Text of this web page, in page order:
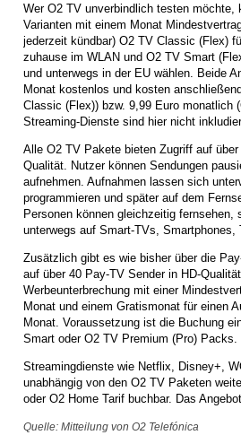
Wer O2 TV unverbindlich testen möchte,
Varianten mit einem Monat
jederzeit kündbar) O2 TV Classic (Flex)
zuhause im WLAN und O2 TV Smart
und unterwegs in der EU wählen. Beide
Monat kostenlos und kosten
Classic (Flex)) bzw. 9,99 Euro monatlich
Streaming-Dienste sind hier nicht
Alle O2 TV Pakete bieten Zugriff auf
Qualität. Nutzer können Sendungen
aufnehmen. Aufnahmen lassen sich
programmieren und später auf dem
Personen können gleichzeitig fernsehen,
unterwegs auf Smart-TVs, Smartphones,
Zusätzlich gibt es wie bisher über die
auf über 40 Pay-TV Sender in HD-
Werbeunterbrechung mit einer
Monat und einem Gratismonat für einen
Monat. Voraussetzung ist die Buchung
Smart oder O2 TV Premium (Pro) Packs.
Streamingdienste wie Netflix, Disney+,
unabhängig von den O2 TV Paketen
oder O2 Home Tarif buchbar. Das
Quelle: Mitteilung von O2 Telefónica